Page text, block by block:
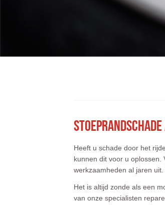
Heeft u schade door het
kunnen dit voor u oplossen.
werkzaamheden al jaren
Het is altijd zonde als een
van onze specialisten